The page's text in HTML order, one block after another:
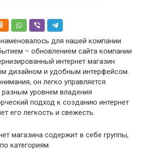
для нашей компании
– обновлением сайта компании
интернет магазин
дизайном и удобным интерфейсом.
он легко управляется
разным уровнем владения
подход к созданию интернет
его легкость и свежесть.
магазина содержит в себе группы,
категориям: